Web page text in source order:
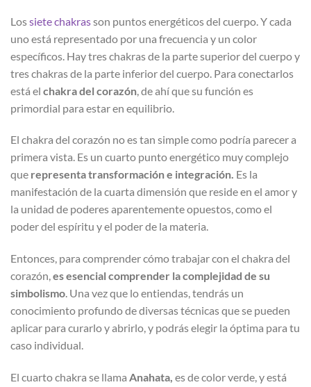
Lossiete chakrasson puntos energéticos del cuerpo. Y cada
uno está representado por una frecuencia y un color
específicos. Hay tres chakras de la parte superior del cuerpo y
tres chakras de la parte inferior del cuerpo. Para conectarlos
está el chakra del corazón , de ahí que su función es
primordial para estar en equilibrio.
El chakra del corazón no es tan simple como podría parecer a
primera vista. Es un cuarto punto energético muy complejo
que representa transformación e integración. Es la
manifestación de la cuarta dimensión que reside en el amor y
la unidad de poderes aparentemente opuestos, como el
poder del espíritu y el poder de la materia.
Entonces, para comprender cómo trabajar con el chakra del
corazón,es esencial comprender la complejidad de su
simbolismo. Una vez que lo entiendas, tendrás un
conocimiento profundo de diversas técnicas que se pueden
aplicar para curarlo y abrirlo, y podrás elegir la óptima para tu
caso individual.
El cuarto chakra se llama Anahata, es de color verde, y está